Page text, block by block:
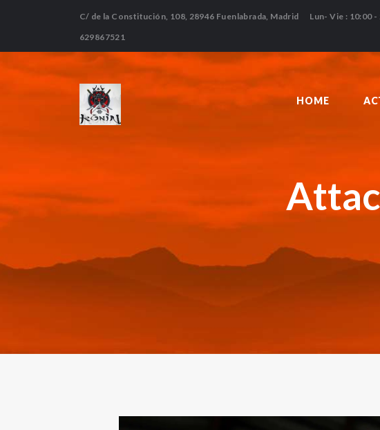
C/ de la Constitución, 108, 28946 Fuenlabrada, Madrid Lun- Vie : 10:00 -
629867521
HOME
HOME
HORARIO
PRECIOS